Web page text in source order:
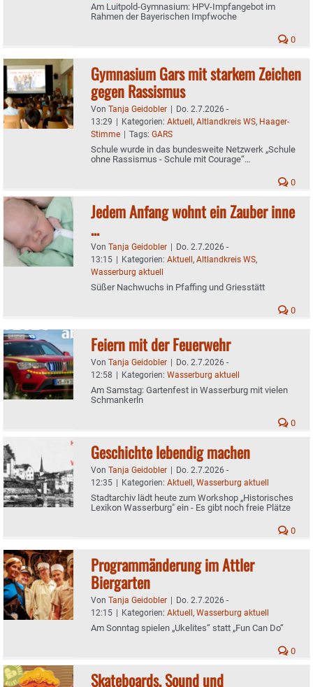
Am Luitpold-Gymnasium: HPV-Impfangebot im
Rahmen der Bayerischen Impfwoche
0
Gymnasium Gars mit starkem Zeichen
gegen Rassismus
Von Tanja Geidobler | Do. 2.7.2026 -
13:29 | Kategorien: Aktuell, Altlandkreis WS, Haager-
Stimme | Tags: GARS
Schule wurde in das bundesweite Netzwerk „Schule
ohne Rassismus - Schule mit Courage“
0
Jedem Anfang wohnt ein Zauber inne
…
Von Tanja Geidobler | Do. 2.7.2026 -
13:15 | Kategorien: Aktuell, Altlandkreis WS,
Wasserburg aktuell
Süßer Nachwuchs in Pfaffing und Griesstätt
0
Feiern mit der Feuerwehr
Von Tanja Geidobler | Do. 2.7.2026 -
12:58 | Kategorien: Wasserburg aktuell
Am Samstag: Gartenfest in Wasserburg mit vielen
Schmankerln
0
Geschichte lebendig machen
Von Tanja Geidobler | Do. 2.7.2026 -
12:35 | Kategorien: Aktuell, Wasserburg aktuell
Stadtarchiv lädt heute zum Workshop „Historisches
Lexikon Wasserburg" ein - Es gibt noch freie Plätze
0
Programmänderung im Attler
Biergarten
Von Tanja Geidobler | Do. 2.7.2026 -
12:15 | Kategorien: Aktuell, Wasserburg aktuell
Am Sonntag spielen „Ukelites“ statt „Fun Can Do“
0
Skateboards, Sound und